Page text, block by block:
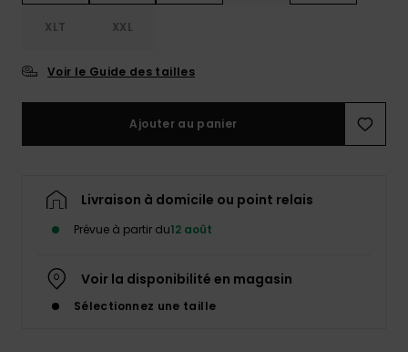
XLT XXL
Voir le Guide des tailles
Ajouter au panier
Livraison à domicile ou point relais
Prévue à partir du12 août
Voir la disponibilité en magasin
Sélectionnez une taille